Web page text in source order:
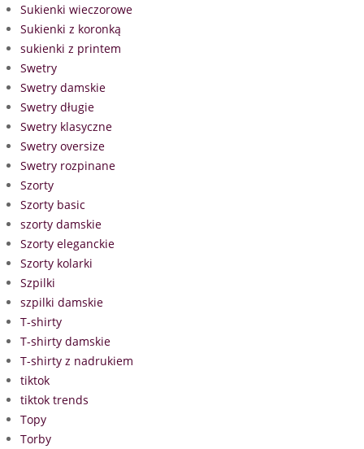
Sukienki wieczorowe
Sukienki z koronką
sukienki z printem
Swetry
Swetry damskie
Swetry długie
Swetry klasyczne
Swetry oversize
Swetry rozpinane
Szorty
Szorty basic
szorty damskie
Szorty eleganckie
Szorty kolarki
Szpilki
szpilki damskie
T-shirty
T-shirty damskie
T-shirty z nadrukiem
tiktok
tiktok trends
Topy
Torby